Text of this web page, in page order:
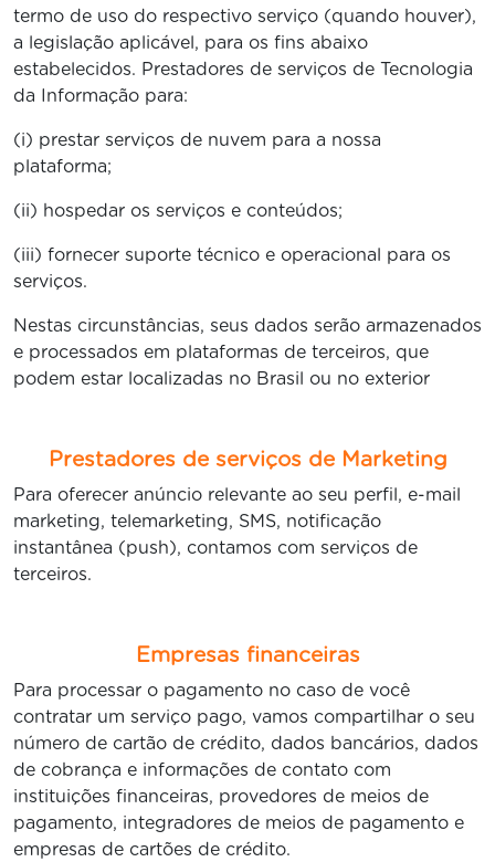
termo de uso do respectivo serviço (quando houver),
a legislação aplicável, para os fins abaixo
estabelecidos. Prestadores de serviços de Tecnologia
da Informação para:
(i) prestar serviços de nuvem para a nossa
plataforma;
(ii) hospedar os serviços e conteúdos;
(iii) fornecer suporte técnico e operacional para os
serviços.
Nestas circunstâncias, seus dados serão armazenados
e processados em plataformas de terceiros, que
podem estar localizadas no Brasil ou no exterior
Prestadores de serviços de Marketing
Para oferecer anúncio relevante ao seu perfil, e-mail
marketing, telemarketing, SMS, notificação
instantânea (push), contamos com serviços de
terceiros.
Empresas financeiras
Para processar o pagamento no caso de você
contratar um serviço pago, vamos compartilhar o seu
número de cartão de crédito, dados bancários, dados
de cobrança e informações de contato com
instituições financeiras, provedores de meios de
pagamento, integradores de meios de pagamento e
empresas de cartões de crédito.